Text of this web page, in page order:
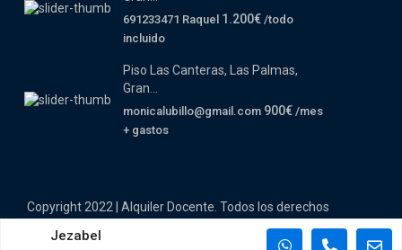
691233471 Raquel 1.200€ /todo
incluido
Piso Las Canteras, Las Palmas,
Gran...
monicalubillo@gmail.com 900€ /mes
+ gastos
Copyright 2022 | Alquiler Docente. Todos los derechos
reservados.
Jezabel